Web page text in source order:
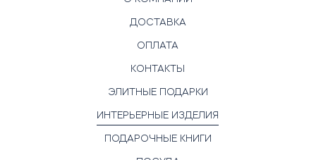
ДОСТАВКА
ОПЛАТА
КОНТАКТЫ
ЭЛИТНЫЕ ПОДАРКИ
ИНТЕРЬЕРНЫЕ ИЗДЕЛИЯ
ПОДАРОЧНЫЕ КНИГИ